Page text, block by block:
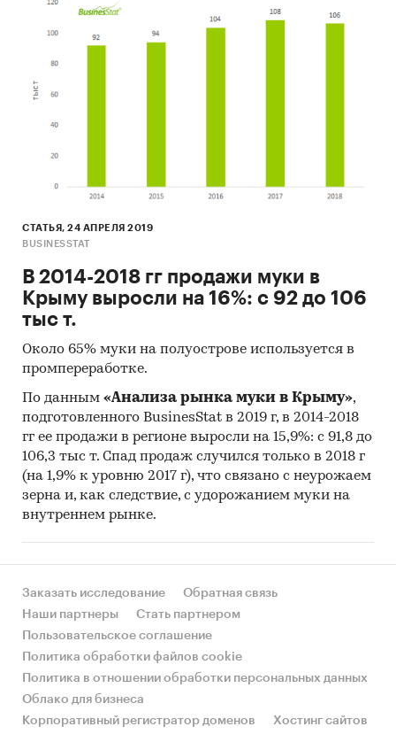
СТАТЬЯ, 24 АПРЕЛЯ 2019
BUSINESSTAT
В 2014-2018 гг продажи муки в
Крыму выросли на 16%: с 92 до 106
тыс т.
Около 65% муки на полуострове используется в
промпереработке.
По данным «Анализа рынка муки в Крыму»,
подготовленного BusinesStat в 2019 г, в 2014-2018
гг ее продажи в регионе выросли на 15,9%: с 91,8 до
106,3 тыс т. Спад продаж случился только в 2018 г
(на 1,9% к уровню 2017 г), что связано с неурожаем
зерна и, как следствие, с удорожанием муки на
внутреннем рынке.
Заказать исследование
Обратная связь
Наши партнеры
Стать партнером
Пользовательское соглашение
Политика обработки файлов cookie
Политика в отношении обработки персональных данных
Облако для бизнеса
Корпоративный регистратор доменов
Хостинг сайтов